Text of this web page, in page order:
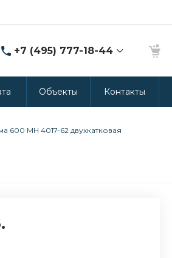
+7 (495) 777-18-44
8 (986) 314-94-49
Промышленная 15
8:30-20:00
Объекты Контакты
600 МН 4017-62 двухкатковая